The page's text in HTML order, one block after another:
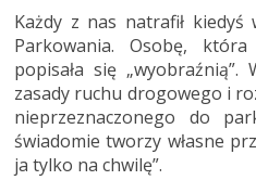
Każdy z nas natrafił
Parkowania. Osobę,
popisała się
zasady ruchu drogowego i
nieprzeznaczonego do
świadomie tworzy własne
ja tylko na chwilę”.